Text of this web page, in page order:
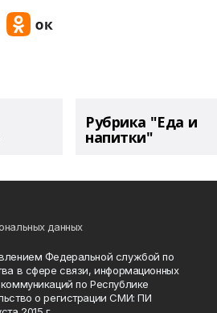
Рубрика "Еда и
напитки"
данных
Федеральной службой по
в сфере связи, информационных
по Республике
о регистрации СМИ: ПИ